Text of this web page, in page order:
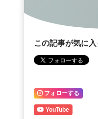
この記事が気に
フォローする
YouTube